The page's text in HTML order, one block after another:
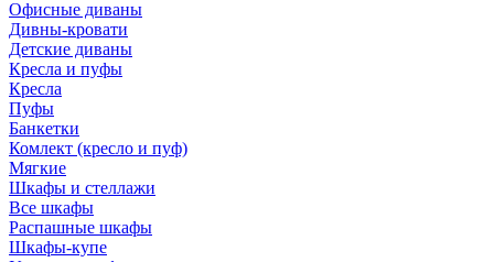
Офисные диваны
Дивны-кровати
Детские диваны
Кресла и пуфы
Кресла
Пуфы
Банкетки
Комлект (кресло и пуф)
Мягкие
Шкафы и стеллажи
Все шкафы
Распашные шкафы
Шкафы-купе